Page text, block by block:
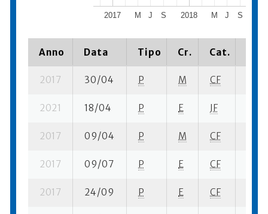
2017 2018
M J S M J S
Anno Data Tipo Cr. Cat.
2017 30/04 P M CF
2021 18/04 P E JF
2017 09/04 P M CF
2017 09/07 P E CF
2017 24/09 P E CF